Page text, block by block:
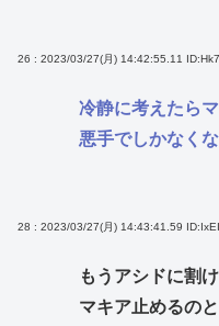
26 : 2023/03/27(月) 14:42:55.11
冷静に考えたら
悪手でしかなく
28 : 2023/03/27(月) 14:43:41.59
もうアシドに割
マキア止めるの